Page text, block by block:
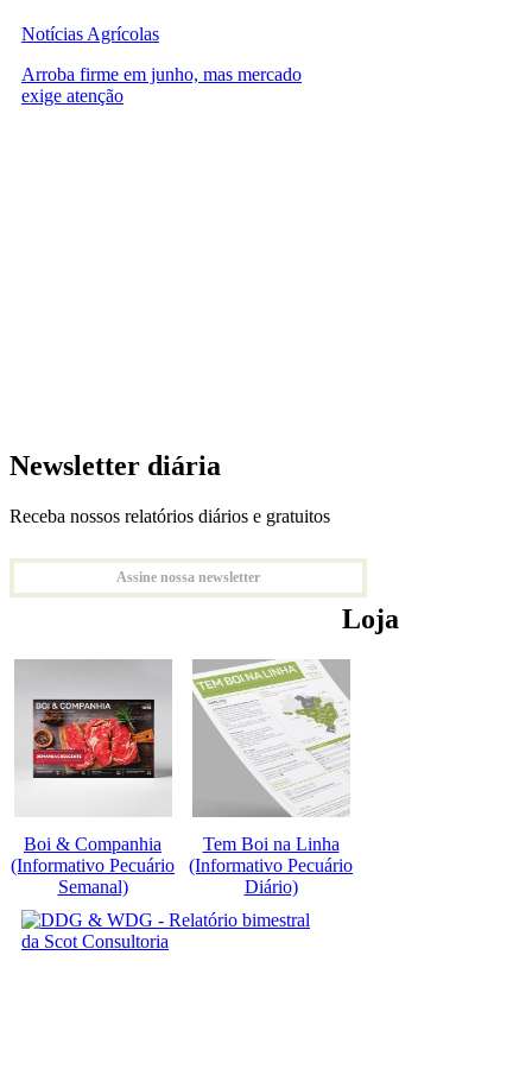
Notícias Agrícolas
Arroba firme em junho, mas mercado
exige atenção
Newsletter diária
Receba nossos relatórios diários e gratuitos
Assine nossa newsletter
Loja
Boi & Companhia
(Informativo Pecuário
Semanal)
Tem Boi na Linha
(Informativo Pecuário
Diário)